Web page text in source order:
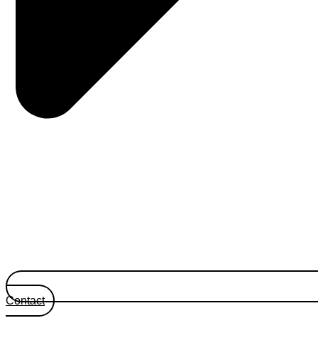
Contact